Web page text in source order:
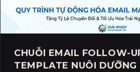
CHUỖI EMAIL FOLLOW-
TEMPLATE NUÔI